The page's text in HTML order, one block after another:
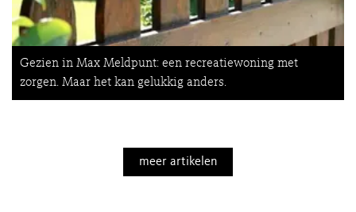
Gezien in Max Meldpunt: een recreatiewoning met
zorgen. Maar het kan gelukkig anders.
meer artikelen